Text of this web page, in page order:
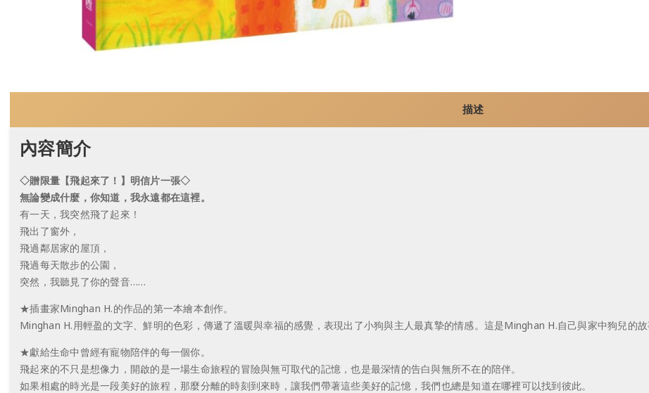
描述
內容簡介
◇贈限量【飛起來了！】明信片一張◇
無論變成什麼，你知道，我永遠都在這裡。
有一天，我突然飛了起來！
飛出了窗外，
飛過鄰居家的屋頂，
飛過每天散步的公園，
突然，我聽見了你的聲音……
★插畫家Minghan H.的作品的第一本繪本創作。
Minghan H.用輕盈的文字、鮮明的色彩，傳遞了溫暖與幸福的感覺，表現出了小狗與主人最真摯的情感。這是Minghan H.自己與家中狗兒的
★獻給生命中曾經有寵物陪伴的每一個你。
飛起來的不只是想像力，開啟的是一場生命旅程的冒險與無可取代的記憶，也是最深情的告白與無所不在的陪伴。
如果相處的時光是一段美好的旅程，那麼分離的時刻到來時，讓我們帶著這些美好的記憶，我們也總是知道在哪裡可以找到彼此。